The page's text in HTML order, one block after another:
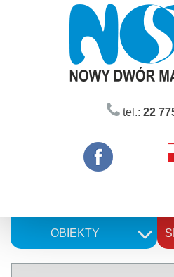
tel.: 22
OBIEKTY